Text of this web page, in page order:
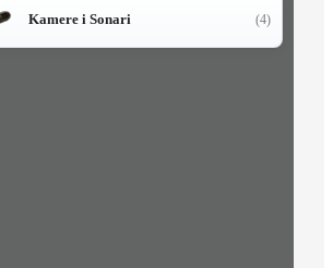
Kamere i Sonari (4)